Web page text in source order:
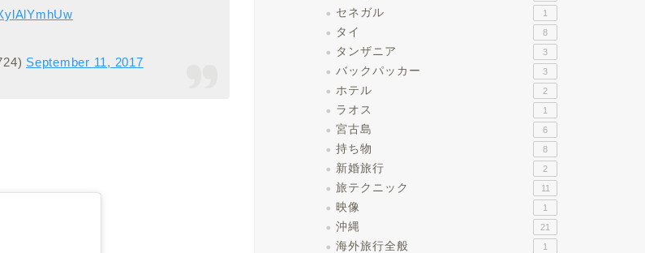
September 11, 2017
セネガル 1
タイ 8
タンザニア 3
バックパッカー 3
ホテル 2
ラオス 1
宮古島 6
持ち物 8
新婚旅行 2
旅テクニック 11
映像 1
沖縄 21
海外旅行全般 1